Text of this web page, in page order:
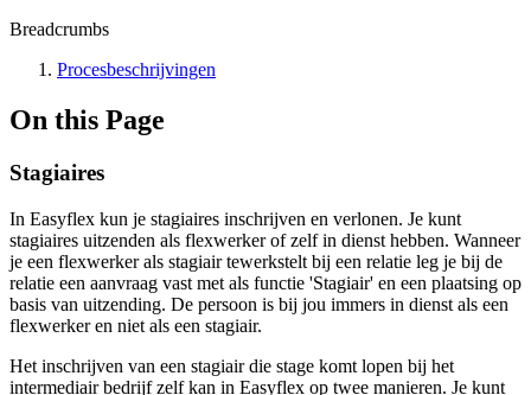
Breadcrumbs
Procesbeschrijvingen
On this Page
Stagiaires
In Easyflex kun je stagiaires inschrijven en verlonen. Je kunt
stagiaires uitzenden als flexwerker of zelf in dienst hebben. Wanneer
je een flexwerker als stagiair tewerkstelt bij een relatie leg je bij de
relatie een aanvraag vast met als functie 'Stagiair' en een plaatsing op
basis van uitzending. De persoon is bij jou immers in dienst als een
flexwerker en niet als een stagiair.
Het inschrijven van een stagiair die stage komt lopen bij het
intermediair bedrijf zelf kan in Easyflex op twee manieren. Je kunt